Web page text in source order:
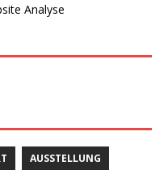
AUSSTELLUNG